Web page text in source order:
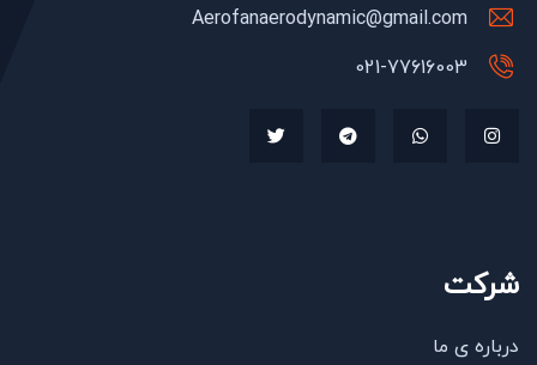
Aerofanaerodynamic@gmail.com
021-77616003
شرکت
درباره ی ما